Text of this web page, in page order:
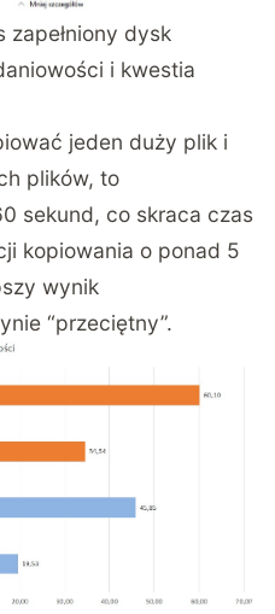
zapełniony dysk
i kwestia
jeden duży plik i
plików, to
sekund, co skraca czas
kopiowania o ponad 5
wynik
“przeciętny”.